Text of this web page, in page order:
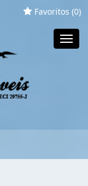
Favoritos (0)